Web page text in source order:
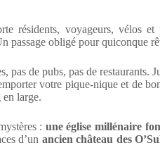
résidents, voyageurs, vélos
passage obligé pour quiconque
pas de pubs, pas de restaurants.
votre pique-nique et de
large.
: une église millénaire
d’un ancien château des